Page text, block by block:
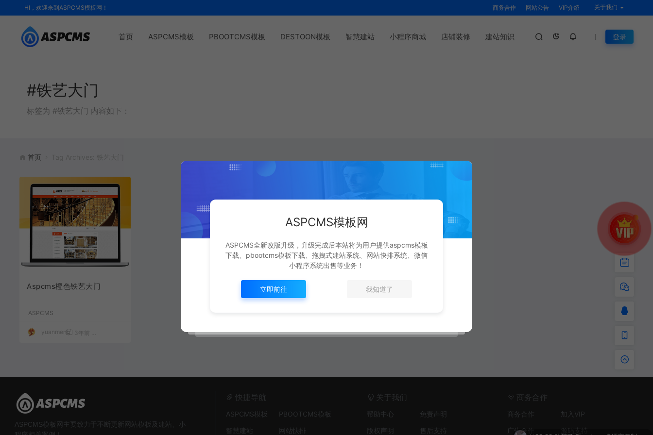
HI，欢迎来到ASPCMS模板网！ 商务合作 网站公告 VIP介绍 关于我们
首页 ASPCMS模板 PBOOTCMS模板 DESTOON模板 智慧建站 小程序商城 店铺装修 建站知识 登录
#铁艺大门
标签为 #铁艺大门 内容如下：
首页
Aspcms橙色铁艺大门
ASPCMS
yuanmeng 3年前
ASPCMS模板网主要致力于不断更新网站模板及建站、小
快捷导航
ASPCMS模板
PBOOTCMS模板
智慧建站
网站快排
关于我们
帮助中心
免责声明
版权声明
售后支持
商务合作
商务合作
加入VIP
广告合作
源码支持
ASPCMS模板网
ASPCMS全新改版升级，升级完成后本站将为用户提供aspcms模板
下载、pbootcms模板下载、拖拽式建站系统、网站快排系统、微信
小程序系统出售等业务！
立即前往 我知道了